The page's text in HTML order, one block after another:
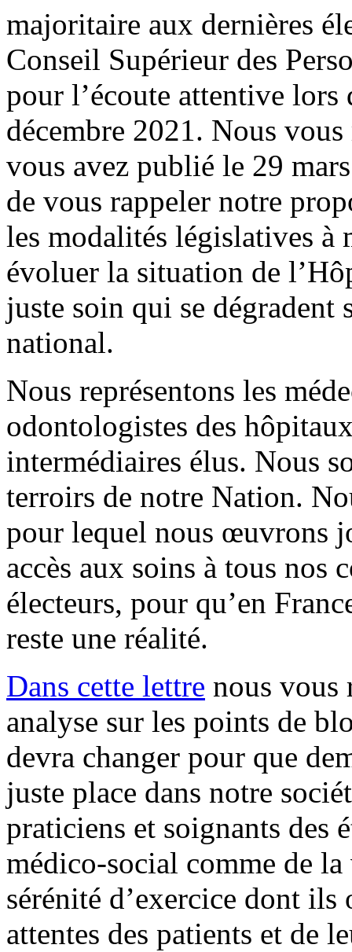
majoritaire aux dernières
Conseil Supérieur des
pour l’écoute attentive
décembre 2021. Nous
vous avez publié le 29
de vous rappeler notre
les modalités législatives
évoluer la situation de
juste soin qui se dégradent
national.
Nous représentons les
odontologistes des
intermédiaires élus. Nous
terroirs de notre Nation.
pour lequel nous œuvrons
accès aux soins à tous nos
électeurs, pour qu’en
reste une réalité.
Dans cette lettre nous vous
analyse sur les points de
devra changer pour que
juste place dans notre
praticiens et soignants des
médico-social comme de
sérénité d’exercice dont
attentes des patients et de